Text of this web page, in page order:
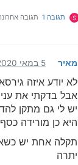
S תגובה 1 תגובה
מאיר 5 במאי 2020, 12:58
לא יודע איזה
אבל בדקתי את
יש לי גם מתקן
היא כן מורידה כסף
תקלה אחת יש
יתרה